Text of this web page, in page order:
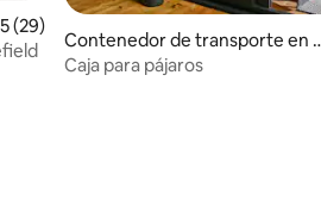
promedio: 5 de 5, 29 reseñas
5 (29)
Contenedor de transporte en
urstonfield
Caja para pájaros